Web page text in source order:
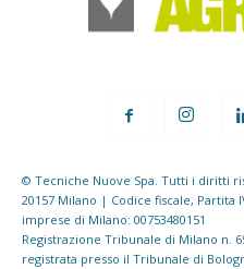
© Tecniche Nuove Spa. Tutti i diritti
20157 Milano | Codice fiscale, Partita
imprese di Milano: 00753480151
Registrazione Tribunale di Milano n.
registrata presso il Tribunale di